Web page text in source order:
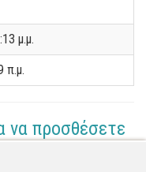
μ.μ.
π.μ.
να προσθέσετε